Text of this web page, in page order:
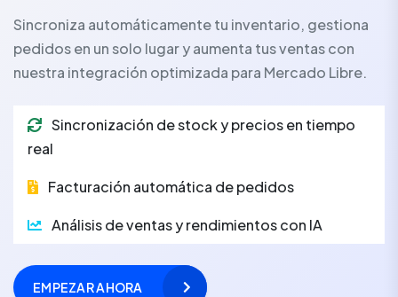
Sincroniza automáticamente tu inventario, gestiona
pedidos en un solo lugar y aumenta tus ventas con
nuestra integración optimizada para Mercado Libre.
Sincronización de stock y precios en tiempo
real
Facturación automática de pedidos
Análisis de ventas y rendimientos con IA
EMPEZAR AHORA